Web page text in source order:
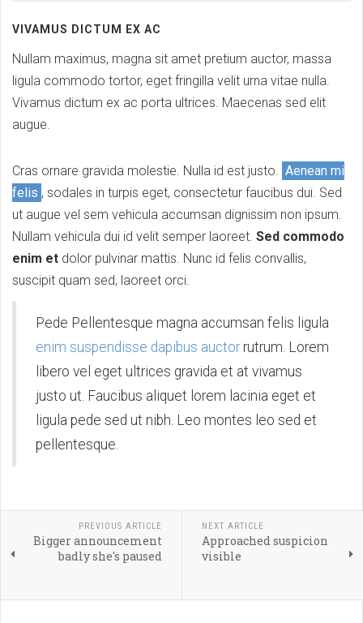
VIVAMUS DICTUM EX AC
Nullam maximus, magna sit amet pretium auctor, massa
ligula commodo tortor, eget fringilla velit urna vitae nulla.
Vivamus dictum ex ac porta ultrices. Maecenas sed elit
augue.
Cras ornare gravida molestie. Nulla id est justo. Aenean mi
felis , sodales in turpis eget, consectetur faucibus dui. Sed
ut augue vel sem vehicula accumsan dignissim non ipsum.
Nullam vehicula dui id velit semper laoreet. Sed commodo
enim et dolor pulvinar mattis. Nunc id felis convallis,
suscipit quam sed, laoreet orci.
Pede Pellentesque magna accumsan felis ligula
enim suspendisse dapibus auctorrutrum. Lorem
libero vel eget ultrices gravida et at vivamus
justo ut. Faucibus aliquet lorem lacinia eget et
ligula pede sed ut nibh. Leo montes leo sed et
pellentesque.
PREVIOUS ARTICLE
Bigger announcement
badly she's paused
NEXT ARTICLE
Approached suspicion
visible